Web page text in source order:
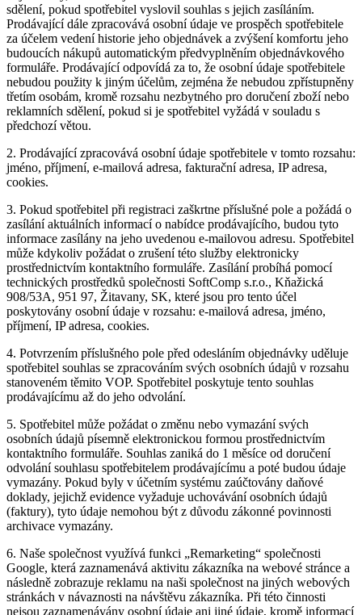
sdělení, pokud spotřebitel vyslovil souhlas s jejich zasíláním.
Prodávající dále zpracovává osobní údaje ve prospěch spotřebitele
za účelem vedení historie jeho objednávek a zvýšení komfortu jeho
budoucích nákupů automatickým předvyplněním objednávkového
formuláře. Prodávající odpovídá za to, že osobní údaje spotřebitele
nebudou použity k jiným účelům, zejména že nebudou zpřístupněny
třetím osobám, kromě rozsahu nezbytného pro doručení zboží nebo
reklamních sdělení, pokud si je spotřebitel vyžádá v souladu s
předchozí větou.
2. Prodávající zpracovává osobní údaje spotřebitele v tomto rozsahu:
jméno, příjmení, e-mailová adresa, fakturační adresa, IP adresa,
cookies.
3. Pokud spotřebitel při registraci zaškrtne příslušné pole a požádá o
zasílání aktuálních informací o nabídce prodávajícího, budou tyto
informace zasílány na jeho uvedenou e-mailovou adresu. Spotřebitel
může kdykoliv požádat o zrušení této služby elektronicky
prostřednictvím kontaktního formuláře. Zasílání probíhá pomocí
technických prostředků společnosti SoftComp s.r.o., Kňažická
908/53A, 951 97, Žitavany, SK, které jsou pro tento účel
poskytovány osobní údaje v rozsahu: e-mailová adresa, jméno,
příjmení, IP adresa, cookies.
4. Potvrzením příslušného pole před odesláním objednávky uděluje
spotřebitel souhlas se zpracováním svých osobních údajů v rozsahu
stanoveném těmito VOP. Spotřebitel poskytuje tento souhlas
prodávajícímu až do jeho odvolání.
5. Spotřebitel může požádat o změnu nebo vymazání svých
osobních údajů písemně elektronickou formou prostřednictvím
kontaktního formuláře. Souhlas zaniká do 1 měsíce od doručení
odvolání souhlasu spotřebitelem prodávajícímu a poté budou údaje
vymazány. Pokud byly v účetním systému zaúčtovány daňové
doklady, jejichž evidence vyžaduje uchovávání osobních údajů
(faktury), tyto údaje nemohou být z důvodu zákonné povinnosti
archivace vymazány.
6. Naše společnost využívá funkci „Remarketing“ společnosti
Google, která zaznamenává aktivitu zákazníka na webové stránce a
následně zobrazuje reklamu na naši společnost na jiných webových
stránkách v návaznosti na návštěvu zákazníka. Při této činnosti
nejsou zaznamenávány osobní údaje ani jiné údaje, kromě informací